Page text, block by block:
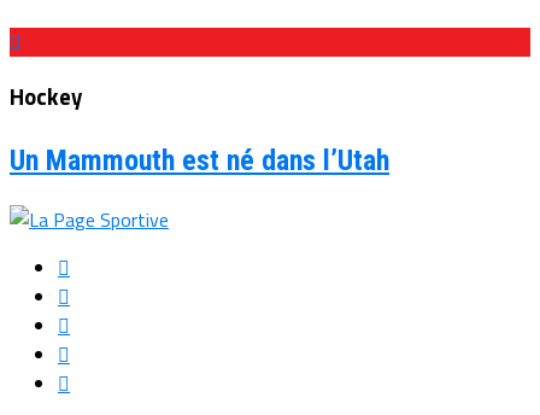
Hockey
Un Mammouth est né dans l’Utah